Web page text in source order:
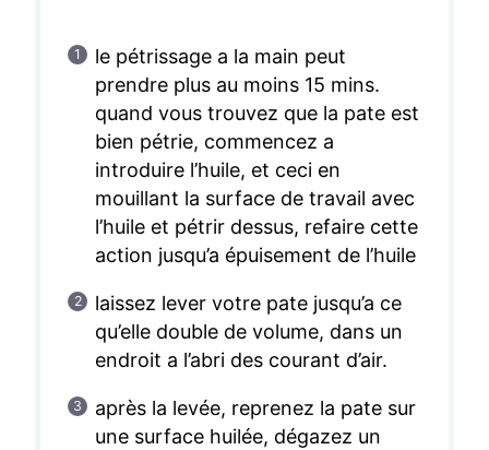
le pétrissage a la main peut
prendre plus au moins 15 mins.
quand vous trouvez que la pate est
bien pétrie, commencez a
introduire l’huile, et ceci en
mouillant la surface de travail avec
l’huile et pétrir dessus, refaire cette
action jusqu’a épuisement de l’huile
laissez lever votre pate jusqu’a ce
qu’elle double de volume, dans un
endroit a l’abri des courant d’air.
après la levée, reprenez la pate sur
une surface huilée, dégazez un